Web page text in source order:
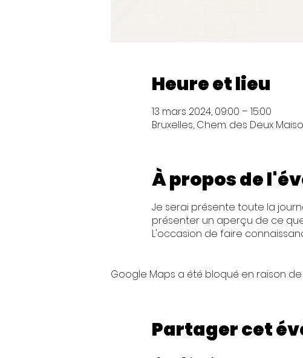
Heure et lieu
13 mars 2024, 09:00 – 15:00
Bruxelles, Chem. des Deux
À propos de
Je serai présente toute la
présenter un aperçu de ce
L'occasion de faire
Google Maps a été bloqué en raison
Partager cet